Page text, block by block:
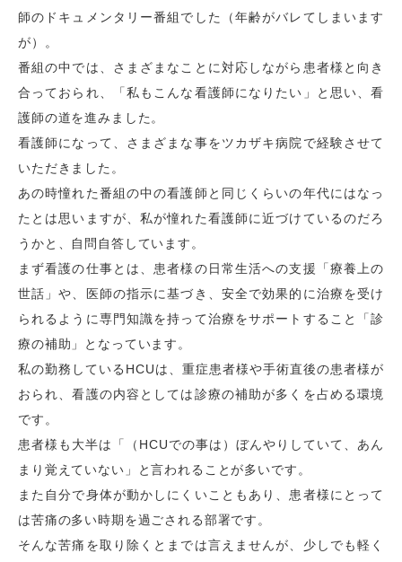
師のドキュメンタリー番組でした（年齢がバレてしまいます
が）。
番組の中では、さまざまなことに対応しながら患者様と向き
合っておられ、「私もこんな看護師になりたい」と思い、看
護師の道を進みました。
看護師になって、さまざまな事をツカザキ病院で経験させて
いただきました。
あの時憧れた番組の中の看護師と同じくらいの年代にはなっ
たとは思いますが、私が憧れた看護師に近づけているのだろ
うかと、自問自答しています。
まず看護の仕事とは、患者様の日常生活への支援「療養上の
世話」や、医師の指示に基づき、安全で効果的に治療を受け
られるように専門知識を持って治療をサポートすること「診
療の補助」となっています。
私の勤務している HCUは、重症患者様や手術直後の患者様が
おられ、看護の内容としては診療の補助が多くを占める環境
です。
患者様も大半は「（ HCUでの事は）ぼんやりしていて、あん
まり覚えていない」と言われることが多いです。
また自分で身体が動かしにくいこともあり、患者様にとって
は苦痛の多い時期を過ごされる部署です。
そんな苦痛を取り除くとまでは言えませんが、少しでも軽く